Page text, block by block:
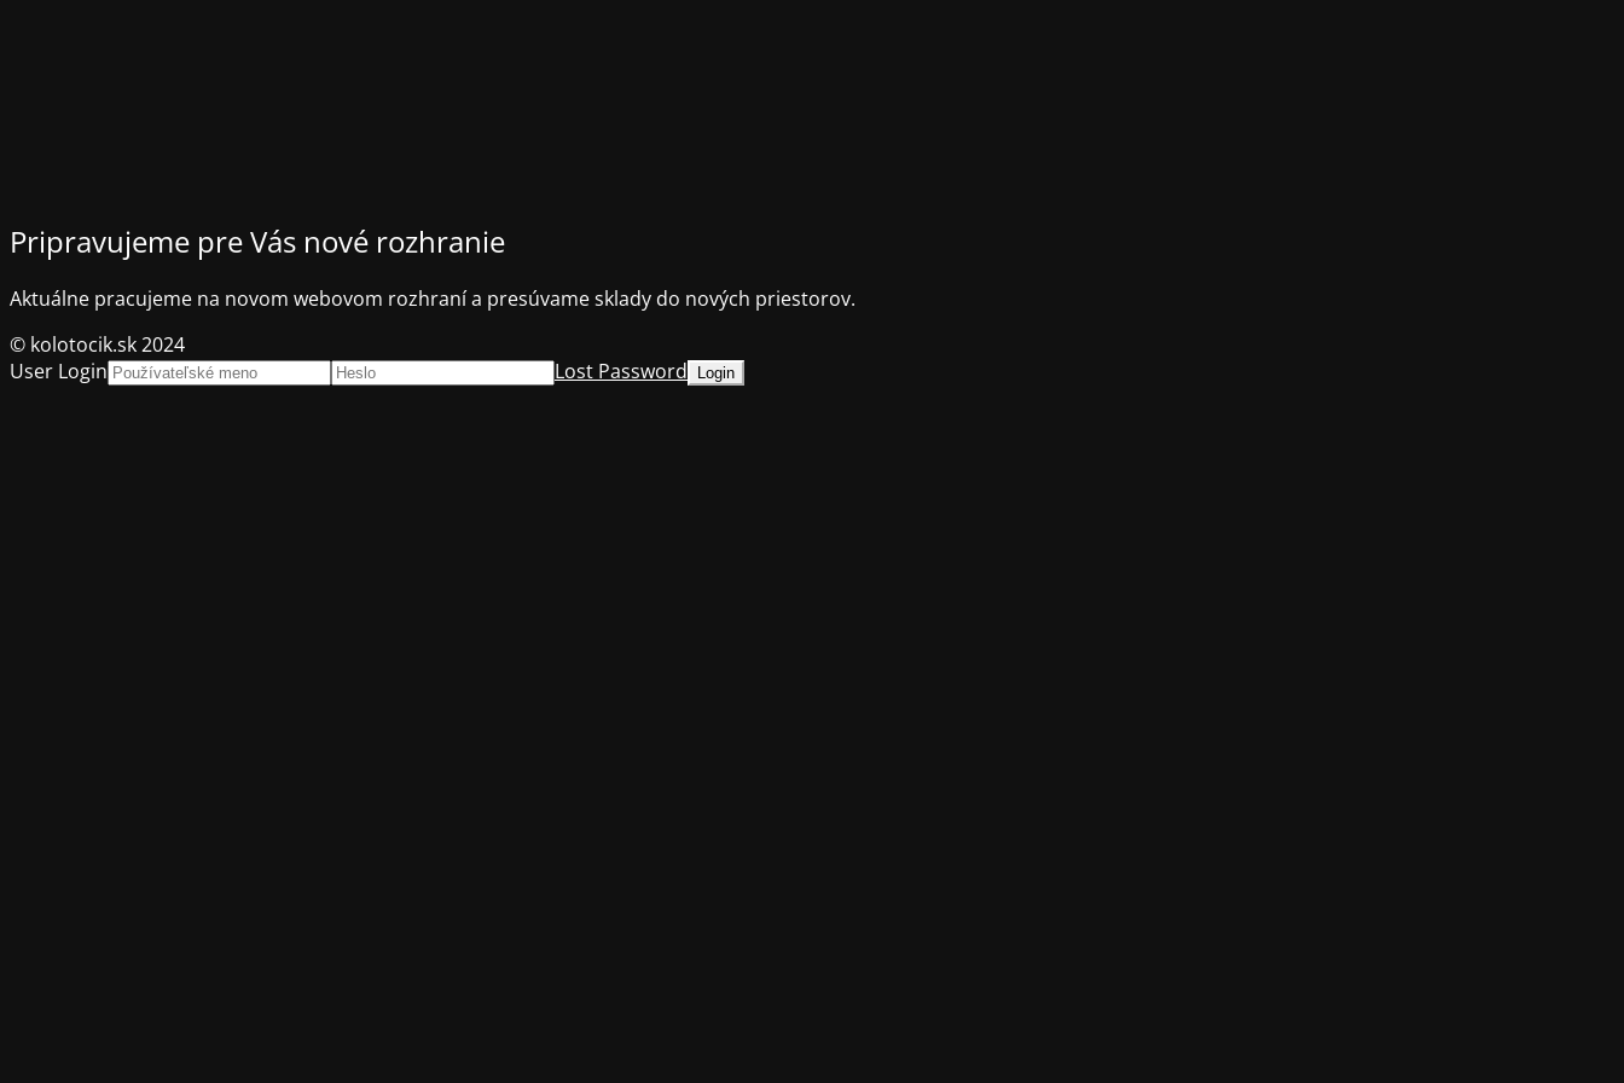
Pripravujeme pre Vás nové rozhranie
Aktuálne pracujeme na novom webovom rozhraní a presúvame sklady do nových priestorov.
© kolotocik.sk 2024
User Login
Lost Password